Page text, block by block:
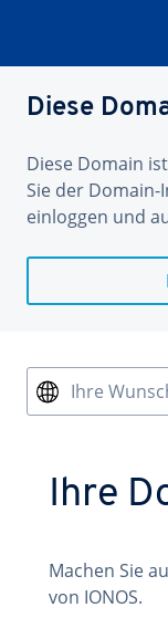
Diese
Diese Domain
Sie der Domain-
einloggen und
Ihre
Ihre
Machen Sie
von IONOS.